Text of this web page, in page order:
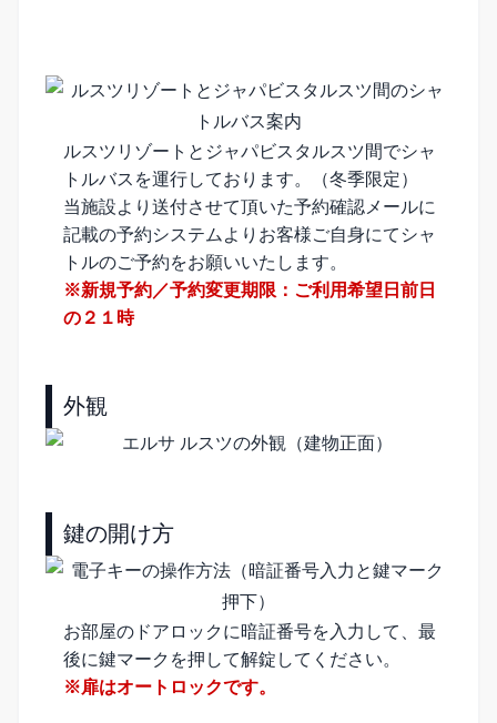
ルスツリゾートとジャパビスタルスツ間でシャ
トルバスを運行しております。（冬季限定）
当施設より送付させて頂いた予約確認メールに
記載の予約システムよりお客様ご自身にてシャ
トルのご予約をお願いいたします。
※新規予約／予約変更期限：ご利用希望日前日
の２１時
外観
鍵の開け方
お部屋のドアロックに暗証番号を入力して、最
後に鍵マークを押して解錠してください。
※扉はオートロックです。